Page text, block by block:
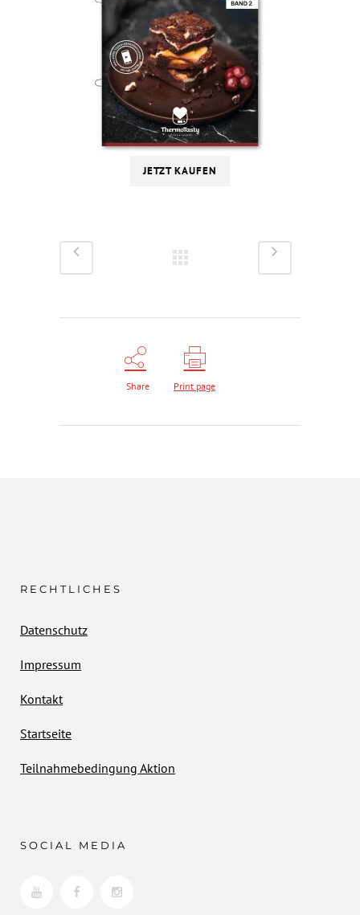
JETZT KAUFEN
Share Print page
RECHTLICHES
Datenschutz
Impressum
Kontakt
Startseite
Teilnahmebedingung Aktion
SOCIAL MEDIA